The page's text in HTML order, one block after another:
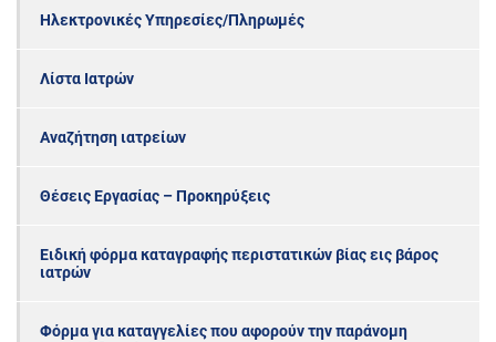
Ηλεκτρονικές Υπηρεσίες/Πληρωμές
Λίστα Ιατρών
Αναζήτηση ιατρείων
Θέσεις Εργασίας – Προκηρύξεις
Ειδική φόρμα καταγραφής περιστατικών βίας εις βάρος
ιατρών
Φόρμα για καταγγελίες που αφορούν την παράνομη